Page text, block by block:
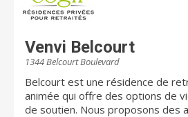
Venvi Belcourt
1344 Belcourt Boulevard
Belcourt est une résidence de
animée qui offre des options de
de soutien. Nous proposons des